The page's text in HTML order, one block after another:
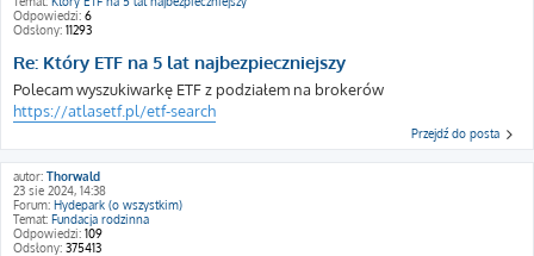
Odpowiedzi: 6
Odsłony: 11293
Re: Który ETF na 5 lat najbezpieczniejszy
Polecam wyszukiwarkę ETF z podziałem na brokerów
https://atlasetf.pl/etf-search
Przejdź do posta
autor: Thorwald
23 sie 2024, 14:38
Forum: Hydepark (o wszystkim)
Temat: Fundacja rodzinna
Odpowiedzi: 109
Odsłony: 375413